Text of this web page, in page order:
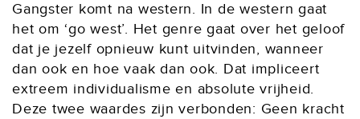
Gangster komt na western. In de western gaat
het om ‘go west’. Het genre gaat over het geloof
dat je jezelf opnieuw kunt uitvinden, wanneer
dan ook en hoe vaak dan ook. Dat impliceert
extreem individualisme en absolute vrijheid.
Deze twee waardes zijn verbonden: Geen kracht